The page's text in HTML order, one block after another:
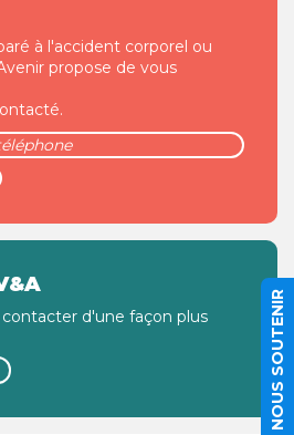
à l'accident corporel ou
propose de vous
d'une façon plus
NOUS SOUTENIR